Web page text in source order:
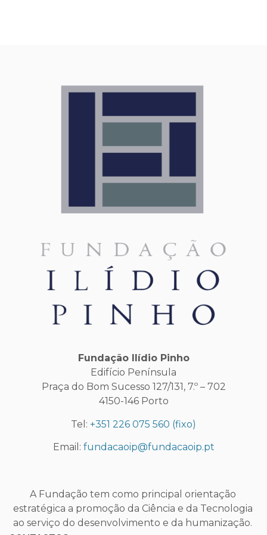
Fundação Ilídio Pinho
Edifício Península
Praça do Bom Sucesso 127/131, 7.º – 702
4150-146 Porto
Tel: +351 226 075 560 (fixo)
Email: fundacaoip@fundacaoip.pt
A Fundação tem como principal orientação
estratégica a promoção da Ciência e da Tecnologia
ao serviço do desenvolvimento e da humanização.